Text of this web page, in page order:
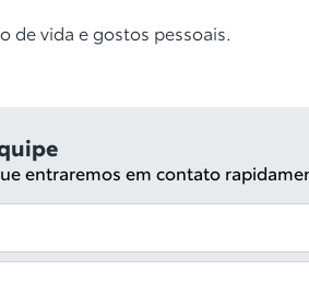
de vida e gostos pessoais.
entraremos em contato